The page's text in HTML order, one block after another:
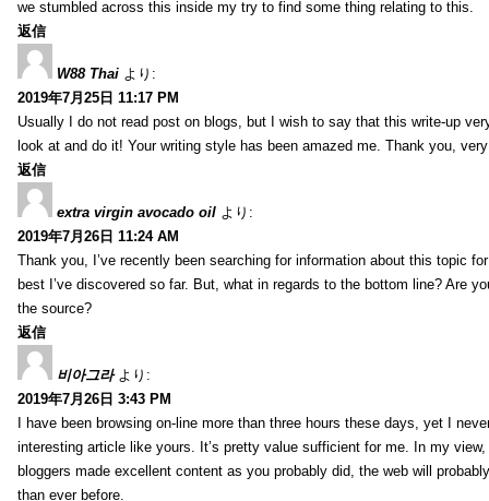
we stumbled across this inside my try to find some thing relating to this.
返信
W88 Thai より:
2019年7月25日 11:17 PM
Usually I do not read post on blogs, but I wish to say that this write-up
look at and do it! Your writing style has been amazed me. Thank you,
返信
extra virgin avocado oil より:
2019年7月26日 11:24 AM
Thank you, I’ve recently been searching for information about this topic
best I’ve discovered so far. But, what in regards to the bottom line? Are
the source?
返信
비아그라 より:
2019年7月26日 3:43 PM
I have been browsing on-line more than three hours these days, yet I
interesting article like yours. It’s pretty value sufficient for me. In my
bloggers made excellent content as you probably did, the web will
than ever before.